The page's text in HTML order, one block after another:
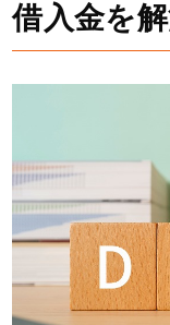
借入金を